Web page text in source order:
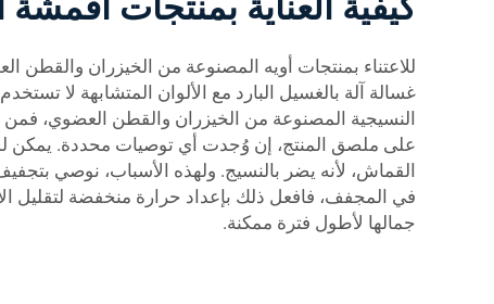
للاعتناء بمنتجات أويه المصنوعة من الخيزران
غسالة آلة بالغسيل البارد مع الألوان المتشابهة لا
النسيجية المصنوعة من الخيزران والقطن العضوي، فمن
على ملصق المنتج، إن وُجدت أي توصيات محددة. يمكن
القماش، لأنه يضر بالنسيج. ولهذه الأسباب، نوصي
في المجفف، فافعل ذلك بإعداد حرارة منخفضة لتقليل
جمالها لأطول فترة ممكنة.